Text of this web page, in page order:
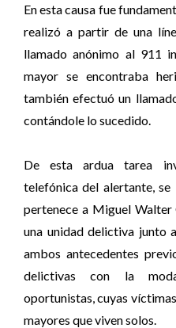
En esta causa fue
realizó a partir de una
llamado anónimo al 911
mayor se encontraba
también efectuó un
contándole lo sucedido.
De esta ardua tarea
telefónica del alertante,
pertenece a Miguel Walter
una unidad delictiva junto
ambos antecedentes
delictivas con la
oportunistas, cuyas
mayores que viven solos.